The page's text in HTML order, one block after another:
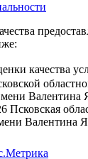
Валентина
Псковская
Валентина